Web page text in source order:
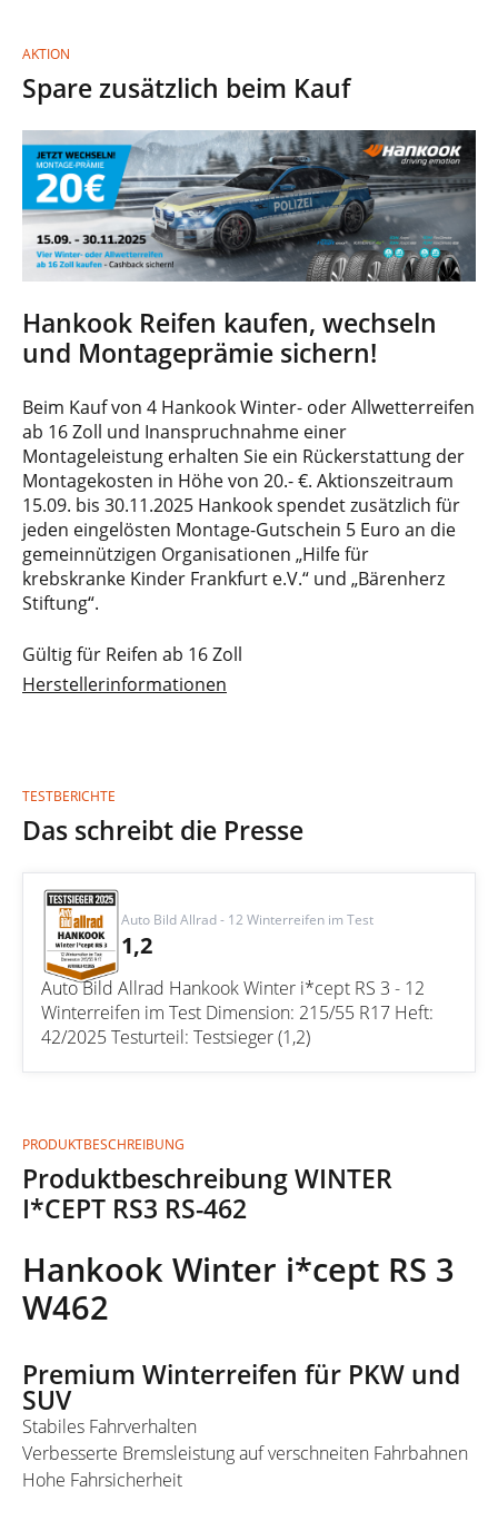
AKTION
Spare zusätzlich beim Kauf
Hankook Reifen kaufen, wechseln
und Montageprämie sichern!
Beim Kauf von 4 Hankook Winter- oder Allwetterreifen
ab 16 Zoll und Inanspruchnahme einer
Montageleistung erhalten Sie ein Rückerstattung der
Montagekosten in Höhe von 20.- €. Aktionszeitraum
15.09. bis 30.11.2025 Hankook spendet zusätzlich für
jeden eingelösten Montage-Gutschein 5 Euro an die
gemeinnützigen Organisationen „Hilfe für
krebskranke Kinder Frankfurt e.V.“ und „Bärenherz
Stiftung“.
Gültig für Reifen ab 16 Zoll
Herstellerinformationen
TESTBERICHTE
Das schreibt die Presse
Auto Bild Allrad - 12 Winterreifen im Test
1,2
Auto Bild Allrad Hankook Winter i*cept RS 3 - 12
Winterreifen im Test Dimension: 215/55 R17 Heft:
42/2025 Testurteil: Testsieger (1,2)
PRODUKTBESCHREIBUNG
Produktbeschreibung WINTER
I*CEPT RS3 RS-462
Hankook Winter i*cept RS 3
W462
Premium Winterreifen für PKW und
SUV
Stabiles Fahrverhalten
Verbesserte Bremsleistung auf verschneiten Fahrbahnen
Hohe Fahrsicherheit